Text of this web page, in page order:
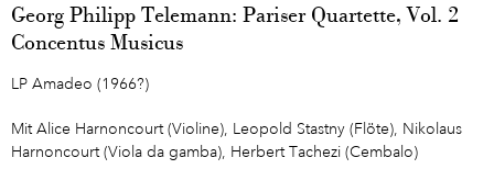
Georg Philipp Telemann: Pariser Quartette, Vol. 2
Concentus Musicus
LP Amadeo (1966?)
Mit Alice Harnoncourt (Violine), Leopold Stastny (Flöte), Nikolaus
Harnoncourt (Viola da gamba), Herbert Tachezi (Cembalo)